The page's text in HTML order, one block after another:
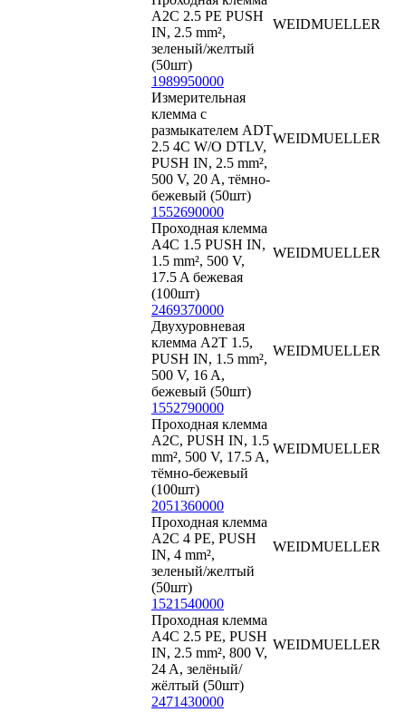
A2C 2.5 PE PUSH
IN, 2.5 mm²,
зеленый/желтый
(50шт)
WEIDMUELLER
1989950000
Измерительная
клемма с
размыкателем ADT
2.5 4C W/O DTLV,
PUSH IN, 2.5 mm²,
500 V, 20 A, тёмно-
бежевый (50шт)
WEIDMUELLER
1552690000
Проходная клемма
A4C 1.5 PUSH IN,
1.5 mm², 500 V,
17.5 A бежевая
(100шт)
WEIDMUELLER
2469370000
Двухуровневая
клемма A2T 1.5,
PUSH IN, 1.5 mm²,
500 V, 16 A,
бежевый (50шт)
WEIDMUELLER
1552790000
Проходная клемма
A2C, PUSH IN, 1.5
mm², 500 V, 17.5 A,
тёмно-бежевый
(100шт)
WEIDMUELLER
2051360000
Проходная клемма
A2C 4 PE, PUSH
IN, 4 mm²,
зеленый/желтый
(50шт)
WEIDMUELLER
1521540000
Проходная клемма
A4C 2.5 PE, PUSH
IN, 2.5 mm², 800 V,
24 A, зелёный/
жёлтый (50шт)
WEIDMUELLER
2471430000